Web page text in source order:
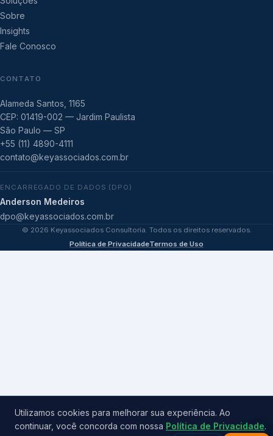
Sobre
Insights
Fale Conosco
CONTATO
Alameda Santos, 1165
CEP: 01419-002 — Jardim Paulista
São Paulo — SP
+55 (11) 4890-4111
contato@keyassociados.com.br
ENCARREGADO DE DADOS (DPO)
Anderson Medeiros
dpo@keyassociados.com.br
© 2026 Keyassociados Consultoria. Todos os direitos reservados.
Política de PrivacidadeTermos de Uso
Utilizamos cookies para melhorar sua experiência. Ao
continuar, você concorda com nossa Política de Privacidade.